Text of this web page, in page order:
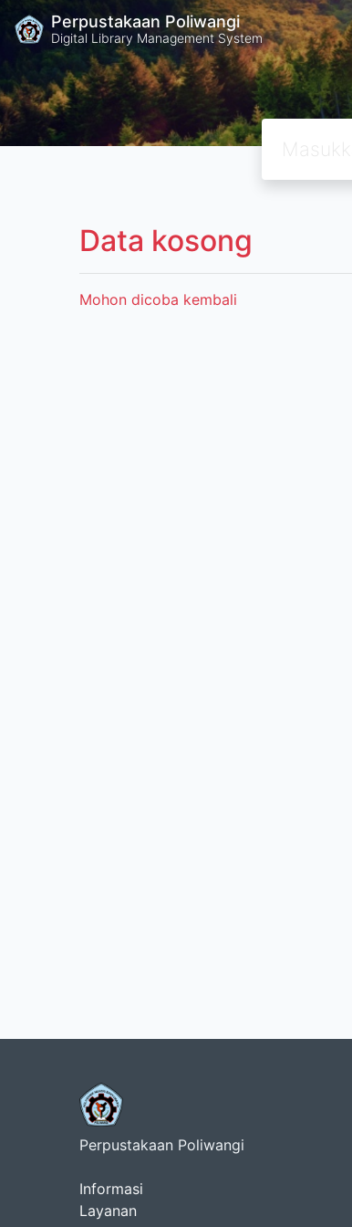
Perpustakaan Poliwangi
Digital Library Management System
Data kosong
Mohon dicoba kembali
Perpustakaan Poliwangi
Informasi
Layanan